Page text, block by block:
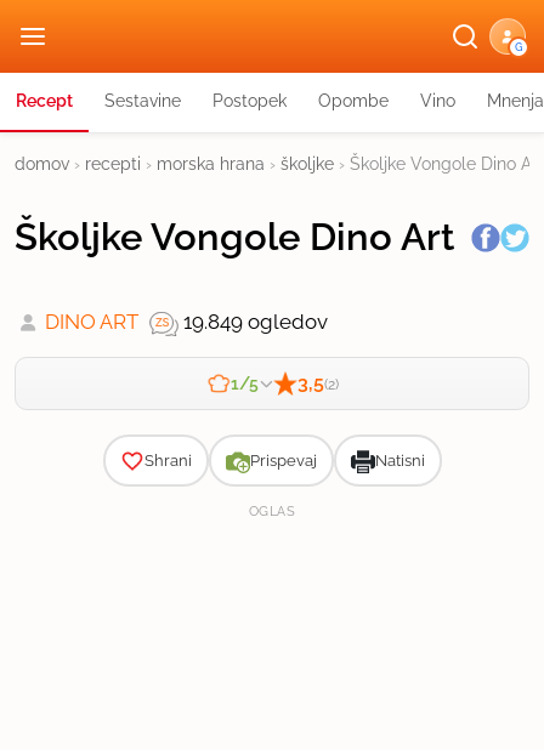
G
Recept Sestavine Postopek Opombe Vino Mnenja
domov › recepti › morska hrana › školjke › Školjke Vongole Dino Art
Školjke Vongole Dino Art
DINO ART 19.849 ogledov
1/5 3,5(2)
Shrani Prispevaj Natisni
OGLAS